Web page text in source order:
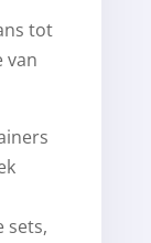
tot
van
sets,